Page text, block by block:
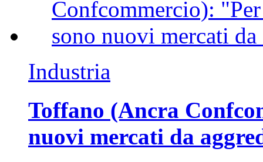
Industria
Toffano (Ancra
nuovi mercati da